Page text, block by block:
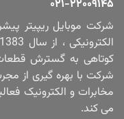
۰۲۱-۲۲۰۰۹۱۴۵
شرکت موبایل ریپیتر
کوتاهی به گسترش
شرکت با بهره گیری از
مخابرات و الکترونیک
می کند.